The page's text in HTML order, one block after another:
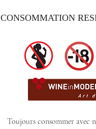
CONSOMMATION
Toujours consommer avec